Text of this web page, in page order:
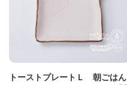
トーストプレートＬ 朝ごはん